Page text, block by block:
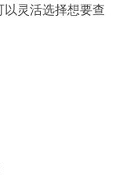
灵活选择想要查